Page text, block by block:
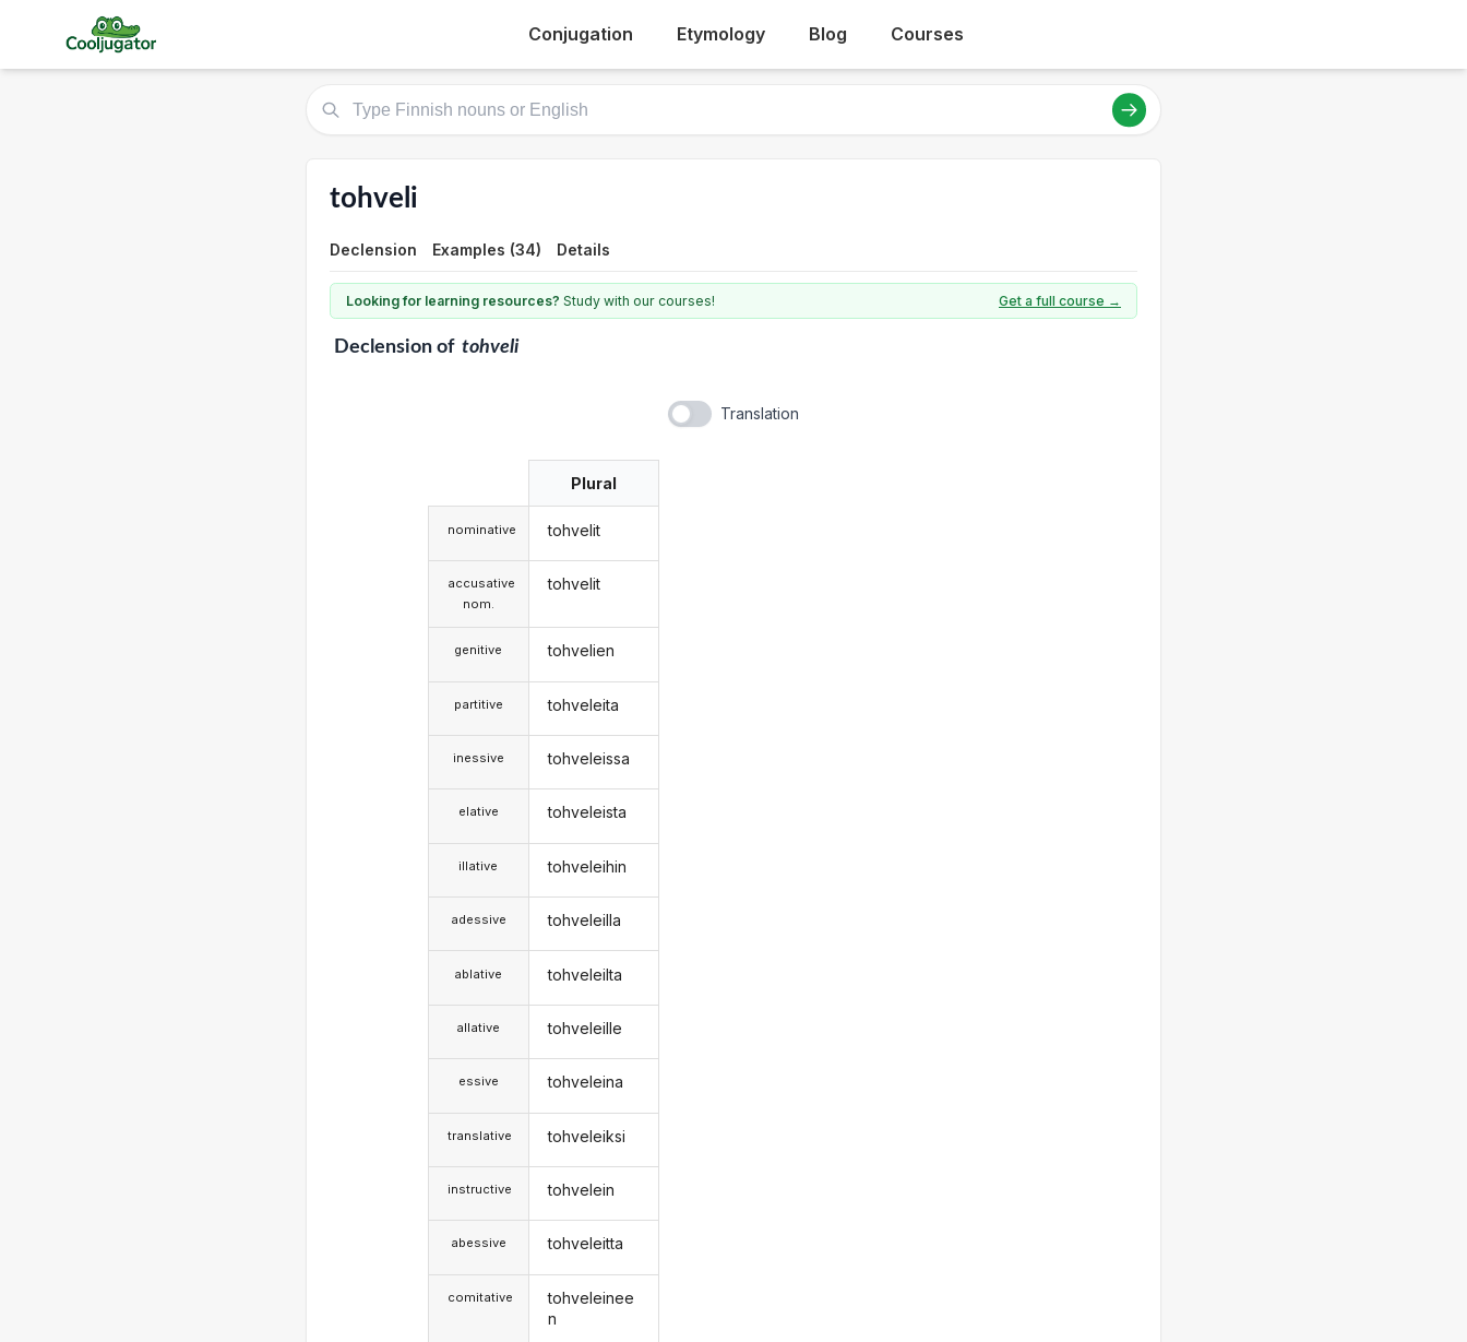
Conjugation Etymology Blog Courses
tohveli
Declension Examples (34) Details
Looking for learning resources? Study with our courses! Get a full course →
Declensionof tohveli
Translation
nominative
accusative
nom.
genitive
partitive
inessive
elative
illative
adessive
ablative
allative
essive
translative
instructive
abessive
comitative
Plural
tohvelit
tohvelit
tohvelien
tohveleita
tohveleissa
tohveleista
tohveleihin
tohveleilla
tohveleilta
tohveleille
tohveleina
tohveleiksi
tohvelein
tohveleitta
tohveleinee
n